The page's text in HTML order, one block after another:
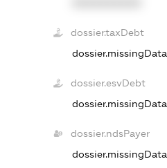
dossier.taxDebt
dossier.missingData
dossier.esvDebt
dossier.missingData
dossier.ndsPayer
dossier.missingData